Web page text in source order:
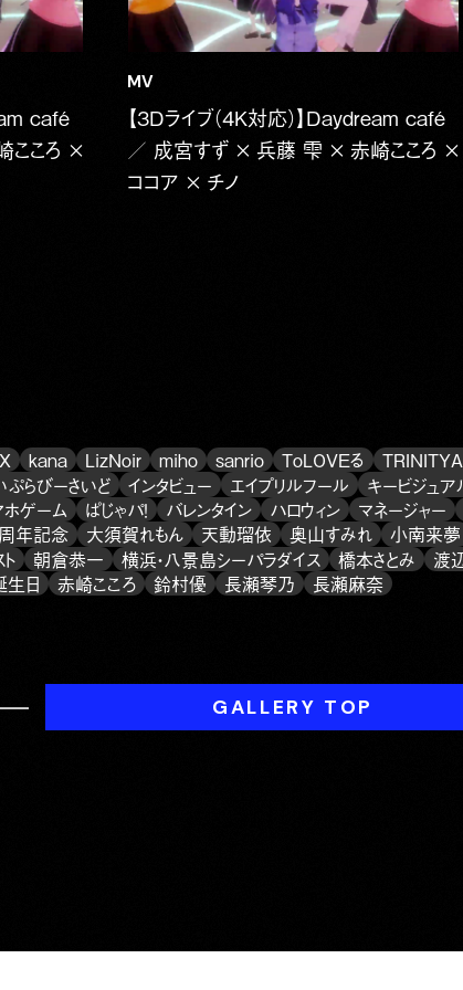
café
こころ ×
MV
【3Dライブ（4K対応）】Daydream café
／ 成宮すず × 兵藤 雫 × 赤崎こころ ×
ココア × チノ
kana LizNoir miho sanrio ToLOVEる
ぷらびーさいど インタビュー エイプリルフール キービジュア
ホゲーム ぱじゃパ！ バレンタイン ハロウィン マネージャー
周年記念 大須賀れもん 天動瑠依 奥山すみれ 小南来夢
朝倉恭一 横浜・八景島シーパラダイス 橋本さとみ 渡
生日 赤崎こころ 鈴村優 長瀬琴乃 長瀬麻奈
GALLERY TOP